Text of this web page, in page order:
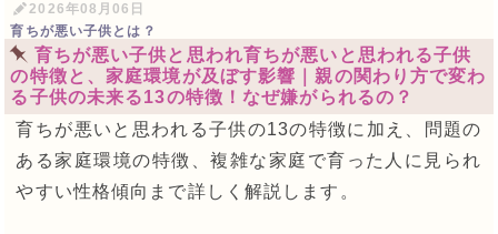
2026年08月06日
育ちが悪い子供とは？
育ちが悪い子供と思われ育ちが悪いと思われる子供
の特徴と、家庭環境が及ぼす影響｜親の関わり方で変わ
る子供の未来る13の特徴！なぜ嫌がられるの？
育ちが悪いと思われる子供の13の特徴に加え、問題の
ある家庭環境の特徴、複雑な家庭で育った人に見られ
やすい性格傾向まで詳しく解説します。